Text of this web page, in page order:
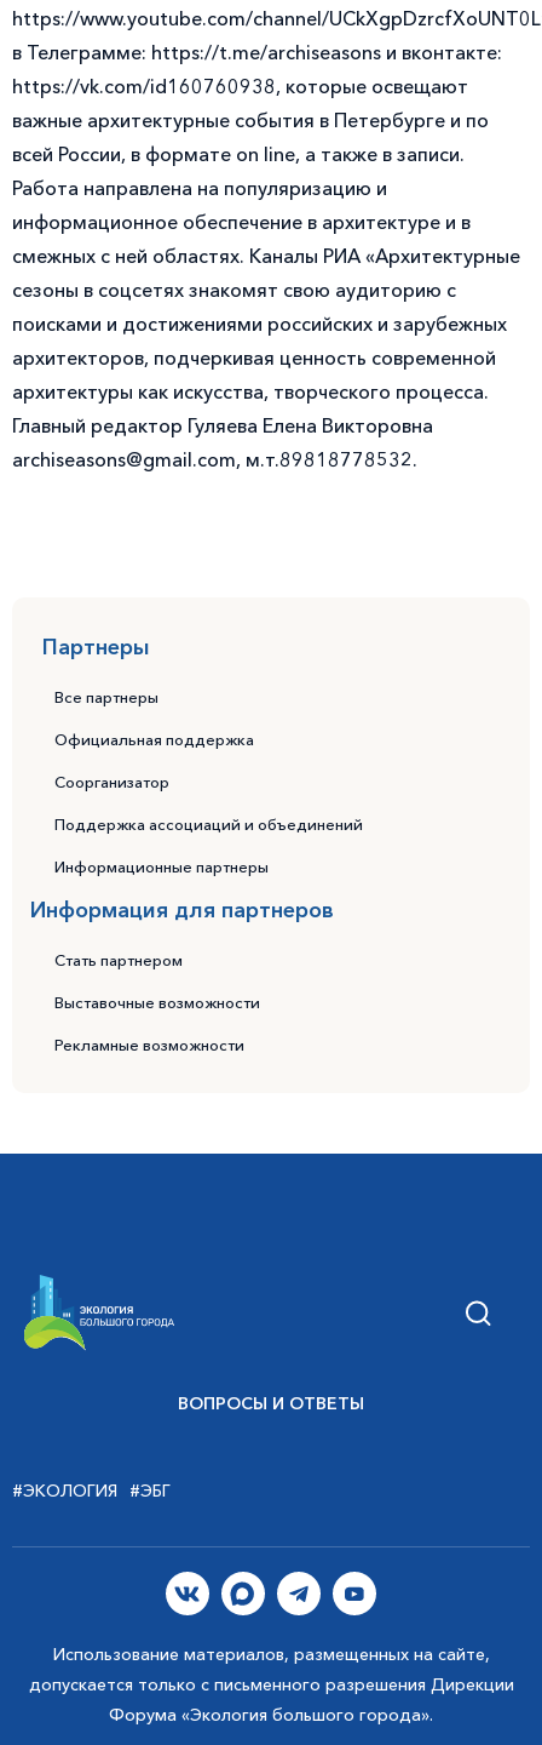
Партнеры
Все партнеры
Официальная поддержка
Соорганизатор
Поддержка ассоциаций и объединений
Информационные партнеры
Информация для партнеров
Стать партнером
Выставочные возможности
Рекламные возможности
https://www.youtube.com/channel/
в Телеграмме: https://t.me/archiseasons и вконтакте:
https://vk.com/id160760938, которые освещают
важные архитектурные события в Петербурге и по
всей России, в формате on line, а также в записи.
Работа направлена на популяризацию и
информационное обеспечение в архитектуре и в
смежных с ней областях. Каналы РИА «Архитектурные
сезоны в соцсетях знакомят свою аудиторию с
поисками и достижениями российских и зарубежных
архитекторов, подчеркивая ценность современной
архитектуры как искусства, творческого процесса.
Главный редактор Гуляева Елена Викторовна
archiseasons@gmail.com, м.т.89818778532.
ВОПРОСЫ И ОТВЕТЫ
#ЭКОЛОГИЯ #ЭБГ
Использование материалов, размещенных на сайте,
допускается только с письменного разрешения Дирекции
Форума «Экология большого города».